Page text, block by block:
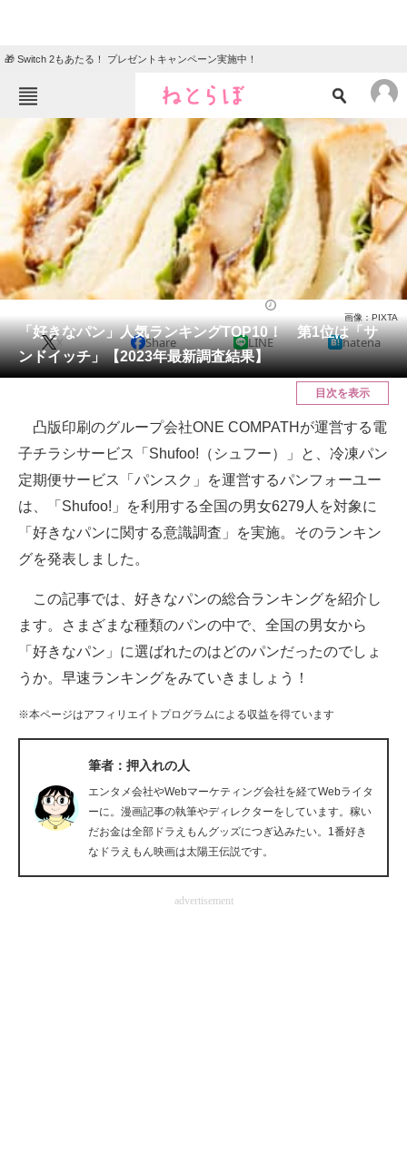
🎁 Switch 2もあたる！ プレゼントキャンペーン実施中！
ねとらぼメニュー
TOP ニュース
エンタメ クイズ
グルメ
住まい 教育・育児
動物 リサーチ
会員記事
メディア
ITの今と未来を見通す
スマホと通信の最新トレンド
進化するPCとデバイスの未来
好きが集まる 比べて選べる
ビジネスと働き方のヒント
企業ITのトレンドを詳説
経営リーダーのコミュニティ
マーケ×ITの今がよく分かる
ITエンジニア向け専門サイト
企業向けIT製品の総合サイト
IT製品の技術・比較・事例
「好きなパン」人気ランキングTOP10！ 第1位は「サ
ンドイッチ」【2023年最新調査結果】
画像：PIXTA
X Share LINE hatena
目次を表示
凸版印刷のグループ会社ONE COMPATHが運営する電
子チラシサービス「Shufoo!（シュフー）」と、冷凍パン
定期便サービス「パンスク」を運営するパンフォーユー
は、「Shufoo!」を利用する全国の男女6279人を対象に
「好きなパンに関する意識調査」を実施。そのランキン
グを発表しました。
この記事では、好きなパンの総合ランキングを紹介し
ます。さまざまな種類のパンの中で、全国の男女から
「好きなパン」に選ばれたのはどのパンだったのでしょ
うか。早速ランキングをみていきましょう！
※本ページはアフィリエイトプログラムによる収益を得ています
筆者：押入れの人
エンタメ会社やWebマーケティング会社を経てWebライタ
ーに。漫画記事の執筆やディレクターをしています。稼い
だお金は全部ドラえもんグッズにつぎ込みたい。1番好き
なドラえもん映画は太陽王伝説です。
advertisement